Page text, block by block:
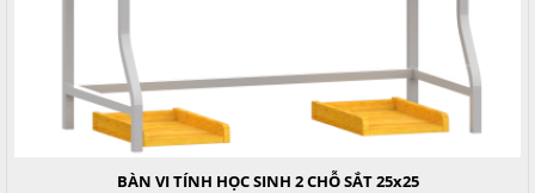
BÀN VI TÍNH HỌC SINH 2 CHỖ SẮT 25x25